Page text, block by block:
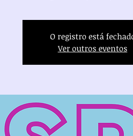
O registro está
Ver outros eventos